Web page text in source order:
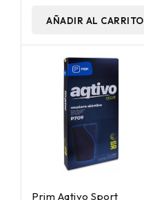
AÑADIR AL CARRITO
Prim Aqtivo Sport